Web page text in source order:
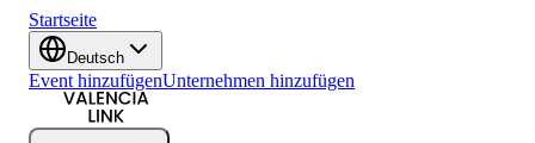
Startseite
Deutsch
Event hinzufügenUnternehmen hinzufügen